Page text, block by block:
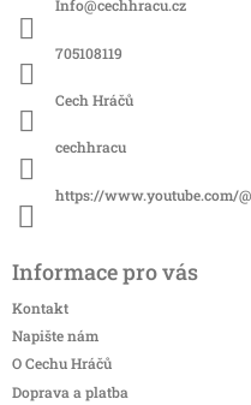
Info@cechhracu.cz
705108119
Cech Hráčů
cechhracu
https://www.youtube.com/
Informace pro vás
Kontakt
Napište nám
O Cechu Hráčů
Doprava a platba